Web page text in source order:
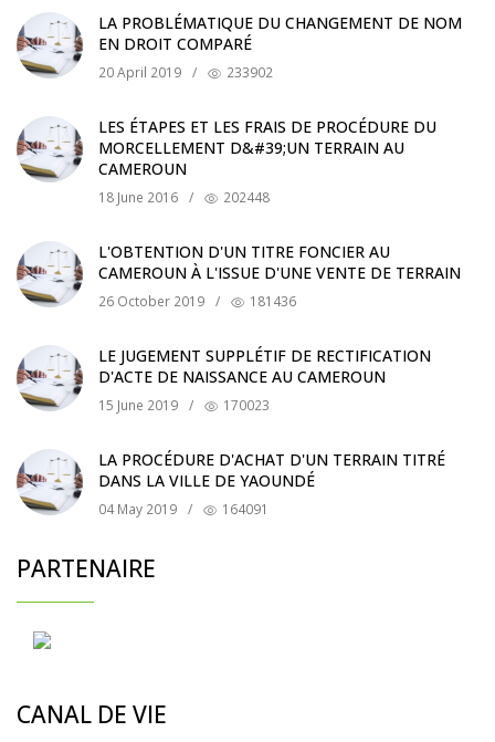
LA PROBLÉMATIQUE DU CHANGEMENT DE NOM
EN DROIT COMPARÉ
20 April 2019 / 233902
LES ÉTAPES ET LES FRAIS DE PROCÉDURE DU
MORCELLEMENT D&#39;UN TERRAIN AU
CAMEROUN
18 June 2016 / 202448
L'OBTENTION D'UN TITRE FONCIER AU
CAMEROUN À L'ISSUE D'UNE VENTE DE TERRAIN
26 October 2019 / 181436
LE JUGEMENT SUPPLÉTIF DE RECTIFICATION
D'ACTE DE NAISSANCE AU CAMEROUN
15 June 2019 / 170023
LA PROCÉDURE D'ACHAT D'UN TERRAIN TITRÉ
DANS LA VILLE DE YAOUNDÉ
04 May 2019 / 164091
PARTENAIRE
CANAL DE VIE